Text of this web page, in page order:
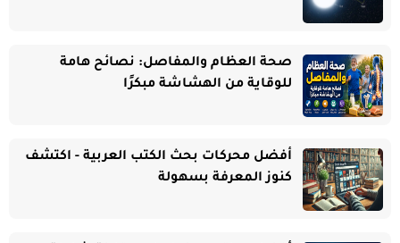
صحة العظام والمفاصل: نصائح هامة
للوقاية من الهشاشة مبكرًا
أفضل محركات بحث الكتب العربية - اكتشف
كنوز المعرفة بسهولة